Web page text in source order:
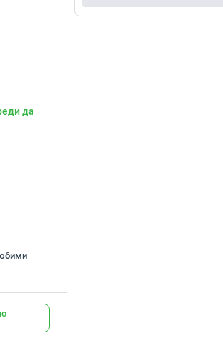
да